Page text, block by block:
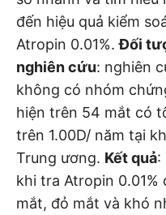
đến hiệu quả kiểm
Atropin 0.01%.Đối
nghiên cứu: nghiên
không có nhóm
hiện trên 54 mắt có
trên 1.00D/ năm tại
Trung ương. Kết quả:
khi tra Atropin 0.01%
mắt, đỏ mắt và khó